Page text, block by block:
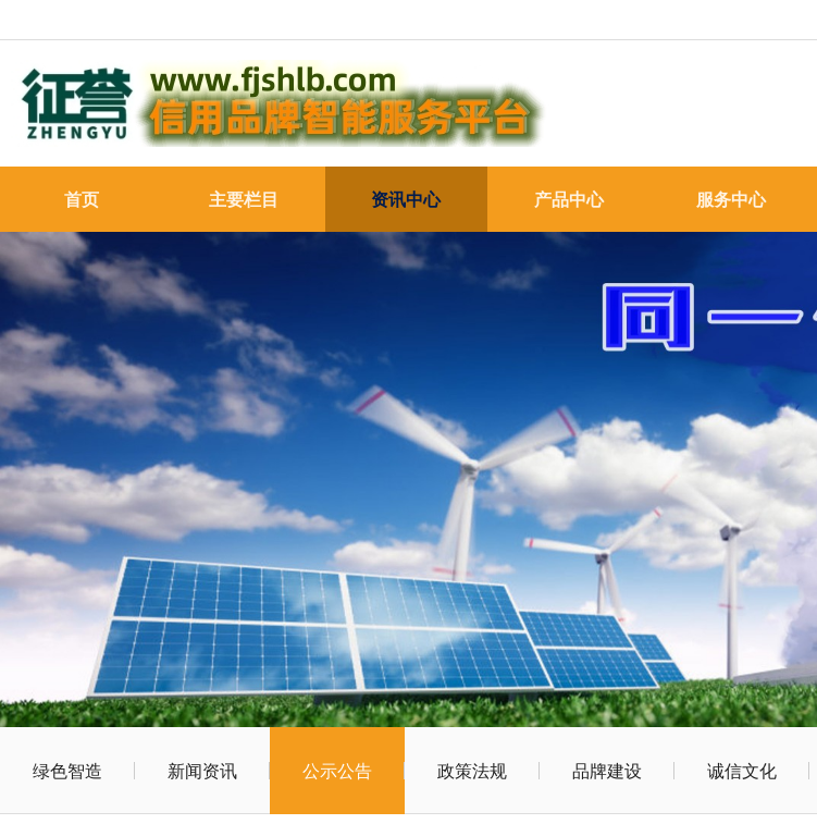
首页 主要栏目 资讯中心 产品中心 服务中心
绿色智造 新闻资讯 公示公告 政策法规 品牌建设 诚信文化